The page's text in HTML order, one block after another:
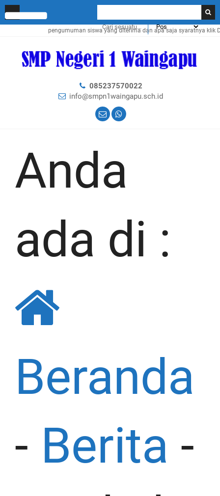
Cek pengumuman siswa yang diterima dan apa saja syaratnya klikDI SINI
085237570022
info@smpn1waingapu.sch.id
Anda
ada di :
Beranda
- Berita -